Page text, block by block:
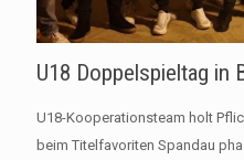
U18 Doppelspieltag in
U18-Kooperationsteam holt
beim Titelfavoriten Spandau